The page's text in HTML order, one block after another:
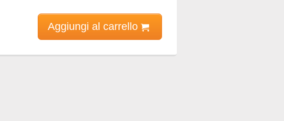
Aggiungi al carrello